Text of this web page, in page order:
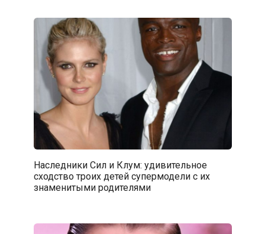
Наследники Сил и Клум: удивительное
сходство троих детей супермодели с их
знаменитыми родителями